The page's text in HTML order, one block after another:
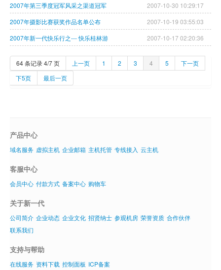
2007-10-30 10:29:17
2007年第三季度冠军风采之渠道冠军
2007-10-19 03:55:03
2007年摄影比赛获奖作品名单公布
2007-10-17 02:20:36
2007年新一代快乐行之--- 快乐桂林游
64 条记录 4/7 页 上一页 1 2 3 4 5
下一页
下5页
最后一页
产品中心
域名服务 虚拟主机 企业邮箱 主机托管 专线接入 云主机
客服中心
会员中心 付款方式 备案中心 购物车
关于新一代
公司简介 企业动态 企业文化 招贤纳士 参观机房 荣誉资质 合作伙伴
联系我们
支持与帮助
在线服务 资料下载 控制面板 ICP备案